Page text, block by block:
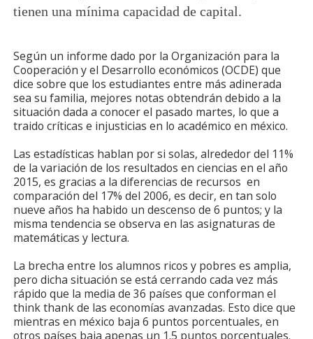
tienen una mínima capacidad de capital.
Según un informe dado por la Organización para la
Cooperación y el Desarrollo económicos (OCDE) que
dice sobre que los estudiantes entre más adinerada
sea su familia, mejores notas obtendrán debido a la
situación dada a conocer el pasado martes, lo que a
traido críticas e injusticias en lo académico en méxico.
Las estadísticas hablan por si solas, alrededor del 11%
de la variación de los resultados en ciencias en el año
2015, es gracias a la diferencias de recursos en
comparación del 17% del 2006, es decir, en tan solo
nueve años ha habido un descenso de 6 puntos; y la
misma tendencia se observa en las asignaturas de
matemáticas y lectura.
La brecha entre los alumnos ricos y pobres es amplia,
pero dicha situación se está cerrando cada vez más
rápido que la media de 36 países que conforman el
think thank de las economías avanzadas. Esto dice que
mientras en méxico baja 6 puntos porcentuales, en
otros países baja apenas un 1.5 puntos porcentuales.